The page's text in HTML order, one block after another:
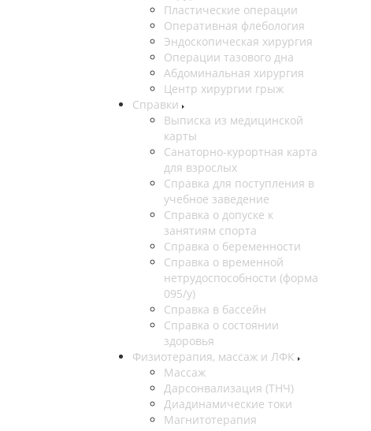
Пластические операции
Оперативная флебология
Эндоскопическая хирургия
Операции тазового дна
Абдоминальная хирургия
Центр хирургии грыж
Справки
Выписка из медицинской
карты
Санаторно-курортная карта
для взрослых
Справка для поступления в
учебное заведение
Справка о допуске к
занятиям спорта
Справка о беременности
Справка о временной
нетрудоспособности (форма
095/у)
Справка в бассейн
Справка о состоянии
здоровья
Физиотерапия, массаж и ЛФК
Массаж
Дарсонвализация (ТНЧ)
Диадинамические токи
Магнитотерапия